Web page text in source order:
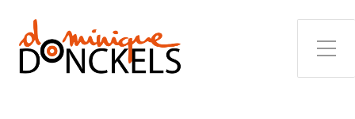
Toggle Side Menu